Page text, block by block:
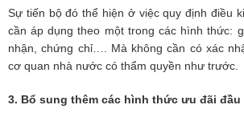
Sự tiến bộ đó thể hiện ở việc quy định điều
cần áp dụng theo một trong các hình thức:
nhận, chứng chỉ…. Mà không cần có xác
cơ quan nhà nước có thẩm quyền như trước.
3. Bổ sung thêm các hình thức ưu đãi